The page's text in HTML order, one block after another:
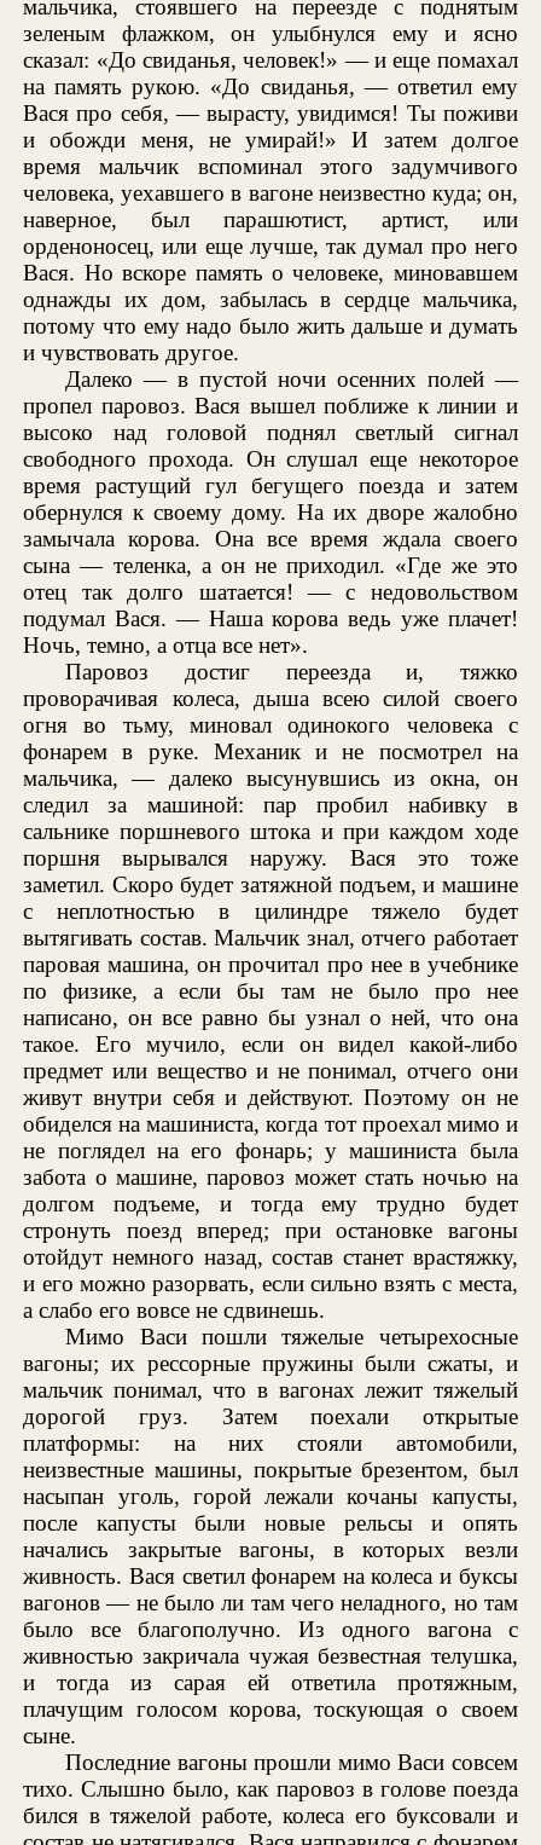
мальчика, стоявшего на переезде с поднятым
зеленым флажком, он улыбнулся ему и ясно
сказал: «До свиданья, человек!» — и еще помахал
на память рукою. «До свиданья, — ответил ему
Вася про себя, — вырасту, увидимся! Ты поживи
и обожди меня, не умирай!» И затем долгое
время мальчик вспоминал этого задумчивого
человека, уехавшего в вагоне неизвестно куда; он,
наверное, был парашютист, артист, или
орденоносец, или еще лучше, так думал про него
Вася. Но вскоре память о человеке, миновавшем
однажды их дом, забылась в сердце мальчика,
потому что ему надо было жить дальше и думать
и чувствовать другое.
Далеко — в пустой ночи осенних полей —
пропел паровоз. Вася вышел поближе к линии и
высоко над головой поднял светлый сигнал
свободного прохода. Он слушал еще некоторое
время растущий гул бегущего поезда и затем
обернулся к своему дому. На их дворе жалобно
замычала корова. Она все время ждала своего
сына — теленка, а он не приходил. «Где же это
отец так долго шатается! — с недовольством
подумал Вася. — Наша корова ведь уже плачет!
Ночь, темно, а отца все нет».
Паровоз достиг переезда и, тяжко
проворачивая колеса, дыша всею силой своего
огня во тьму, миновал одинокого человека с
фонарем в руке. Механик и не посмотрел на
мальчика, — далеко высунувшись из окна, он
следил за машиной: пар пробил набивку в
сальнике поршневого штока и при каждом ходе
поршня вырывался наружу. Вася это тоже
заметил. Скоро будет затяжной подъем, и машине
с неплотностью в цилиндре тяжело будет
вытягивать состав. Мальчик знал, отчего работает
паровая машина, он прочитал про нее в учебнике
по физике, а если бы там не было про нее
написано, он все равно бы узнал о ней, что она
такое. Его мучило, если он видел какой-либо
предмет или вещество и не понимал, отчего они
живут внутри себя и действуют. Поэтому он не
обиделся на машиниста, когда тот проехал мимо и
не поглядел на его фонарь; у машиниста была
забота о машине, паровоз может стать ночью на
долгом подъеме, и тогда ему трудно будет
стронуть поезд вперед; при остановке вагоны
отойдут немного назад, состав станет врастяжку,
и его можно разорвать, если сильно взять с места,
а слабо его вовсе не сдвинешь.
Мимо Васи пошли тяжелые четырехосные
вагоны; их рессорные пружины были сжаты, и
мальчик понимал, что в вагонах лежит тяжелый
дорогой груз. Затем поехали открытые
платформы: на них стояли автомобили,
неизвестные машины, покрытые брезентом, был
насыпан уголь, горой лежали кочаны капусты,
после капусты были новые рельсы и опять
начались закрытые вагоны, в которых везли
живность. Вася светил фонарем на колеса и буксы
вагонов — не было ли там чего неладного, но там
было все благополучно. Из одного вагона с
живностью закричала чужая безвестная телушка,
и тогда из сарая ей ответила протяжным,
плачущим голосом корова, тоскующая о своем
сыне.
Последние вагоны прошли мимо Васи совсем
тихо. Слышно было, как паровоз в голове поезда
бился в тяжелой работе, колеса его буксовали и